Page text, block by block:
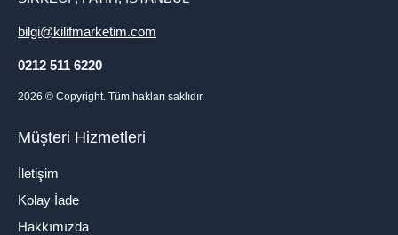
bilgi@kilifmarketim.com
0212 511 6220
2026 © Copyright. Tüm hakları saklıdır.
Müşteri Hizmetleri
İletişim
Kolay İade
Hakkımızda